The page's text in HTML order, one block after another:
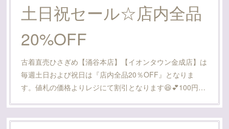
土日祝セール☆店内全品
20%OFF
古着直売ひさぎめ【涌谷本店】【イオンタウン金成店】は
毎週土日および祝日は『店内全品20％OFF』となりま
す。値札の価格よりレジにて割引となります😆💕100円…